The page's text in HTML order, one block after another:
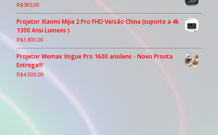
R$585,00
Projetor Xiaomi Mijia 2 Pro FHD Versão China (suporte a 4k
1300 Ansi Lumens )
R$3.800,00
Projetor Wemax Vogue Pro 1600 ansilens - Novo Pronta
Entrega!!!
R$4.000,00